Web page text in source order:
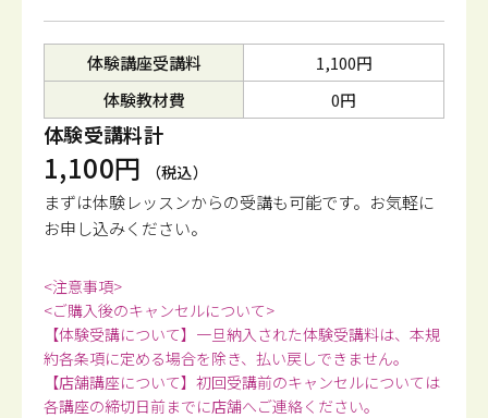
体験講座受講料
1,100円
体験教材費
0円
体験受講料計
1,100円 （税込）
まずは体験レッスンからの受講も可能です。 お気軽に
お申し込みください。
<注意事項>
<ご購入後のキャンセルについて>
【体験受講について】一旦納入された体験受講料は、本規
約各条項に定める場合を除き、払い戻しできません。
【店舗講座について】初回受講前のキャンセルについては
各講座の締切日前までに店舗へご連絡ください。